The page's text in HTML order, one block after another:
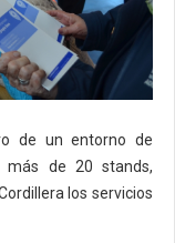
de un entorno de
de 20 stands,
los servicios